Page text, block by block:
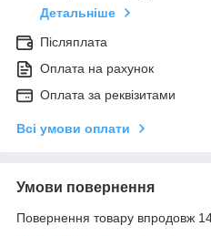
Детальніше
Післяплата
Оплата на рахунок
Оплата за реквізитами
Всі умови оплати
Умови повернення
Повернення товару впродовж